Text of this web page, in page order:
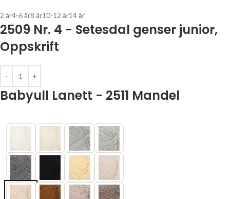
2 år4-6 år8 år10-12 år14 år
2509 Nr. 4 - Setesdal genser junior,
Oppskrift
Babyull Lanett - 2511 Mandel